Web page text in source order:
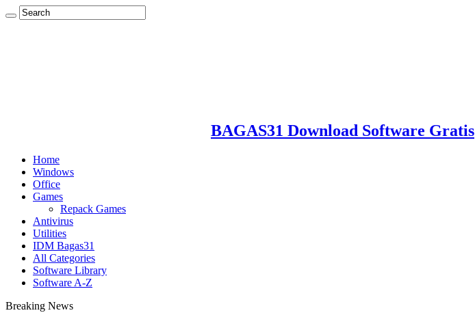
BAGAS31 Download Software Gratis
Home
Windows
Office
Games
Repack Games
Antivirus
Utilities
IDM Bagas31
All Categories
Software Library
Software A-Z
Breaking News